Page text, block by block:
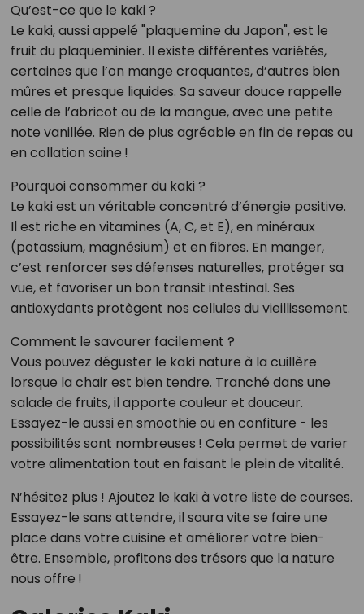
Qu’est-ce que le kaki ?
Le kaki, aussi appelé "plaquemine du Japon", est le
fruit du plaqueminier. Il existe différentes variétés,
certaines que l’on mange croquantes, d’autres bien
mûres et presque liquides. Sa saveur douce rappelle
celle de l’abricot ou de la mangue, avec une petite
note vanillée. Rien de plus agréable en fin de repas ou
en collation saine !
Pourquoi consommer du kaki ?
Le kaki est un véritable concentré d’énergie positive.
Il est riche en vitamines (A, C, et E), en minéraux
(potassium, magnésium) et en fibres. En manger,
c’est renforcer ses défenses naturelles, protéger sa
vue, et favoriser un bon transit intestinal. Ses
antioxydants protègent nos cellules du vieillissement.
Comment le savourer facilement ?
Vous pouvez déguster le kaki nature à la cuillère
lorsque la chair est bien tendre. Tranché dans une
salade de fruits, il apporte couleur et douceur.
Essayez-le aussi en smoothie ou en confiture - les
possibilités sont nombreuses ! Cela permet de varier
votre alimentation tout en faisant le plein de vitalité.
N’hésitez plus ! Ajoutez le kaki à votre liste de courses.
Essayez-le sans attendre, il saura vite se faire une
place dans votre cuisine et améliorer votre bien-
être. Ensemble, profitons des trésors que la nature
nous offre !